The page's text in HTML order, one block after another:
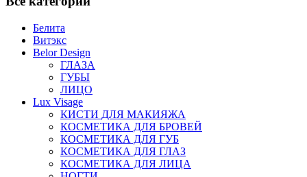
Белита
Витэкс
Belor Design
ГЛАЗА
ГУБЫ
ЛИЦО
Lux Visage
КИСТИ ДЛЯ МАКИЯЖА
КОСМЕТИКА ДЛЯ БРОВЕЙ
КОСМЕТИКА ДЛЯ ГУБ
КОСМЕТИКА ДЛЯ ГЛАЗ
КОСМЕТИКА ДЛЯ ЛИЦА